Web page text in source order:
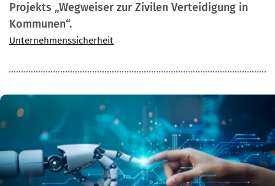
Projekts „Wegweiser zur Zivilen Verteidigung in
Kommunen“.
Unternehmenssicherheit